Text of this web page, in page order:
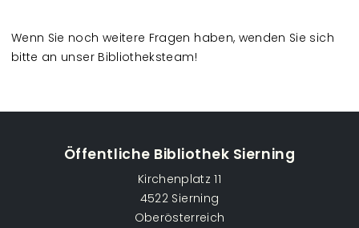
Wenn Sie noch weitere Fragen haben, wenden Sie sich
bitte an unser Bibliotheksteam!
Öffentliche Bibliothek Sierning
Kirchenplatz 11
4522 Sierning
Oberösterreich